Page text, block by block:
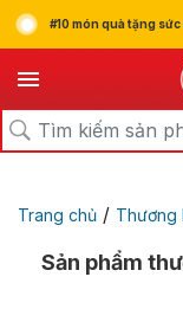
#10 món quà tặng
Trang chủ / Thương
Sản phẩm